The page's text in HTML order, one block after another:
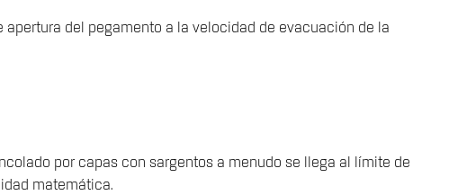
del pegamento a la velocidad de evacuación de la
por capas con sargentos a menudo se llega al límite de
matemática.